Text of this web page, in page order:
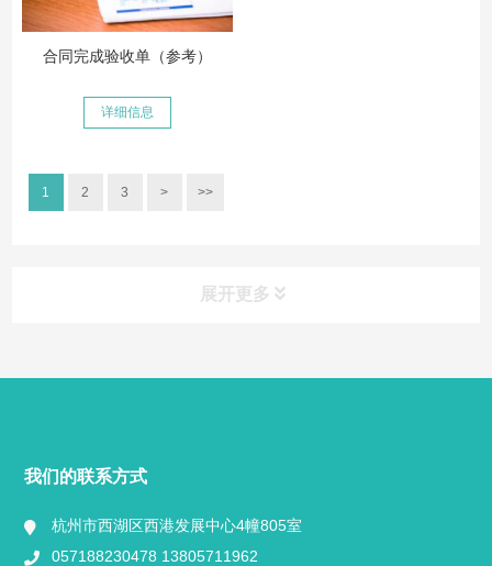
合同完成验收单（参考）
详细信息
1 2 3 > >>
展开更多
二次开发
我们的联系方式
杭州市西湖区西港发展中心4幢805室
057188230478 13805711962